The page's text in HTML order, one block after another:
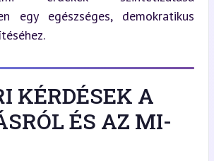
egy egészséges, demokratikus
KÉRDÉSEK A
ÉS AZ MI-